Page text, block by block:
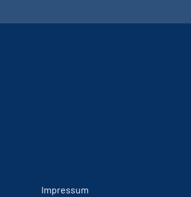
Impressum